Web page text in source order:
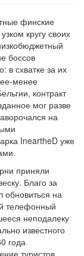
финские
кругу своих
боссов
в схватке за их
менее
контракт
мог разве
на
IneartheD уже
приняли
Благо за
обновиться на
телефонный
неподалеку
известного
года
туристов.